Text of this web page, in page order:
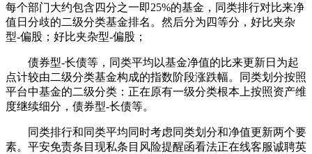
每个部门大约包含四分之一即25%的基金，同类排行对比来净
值日分歧的二级分类基金排名。然后分为四等分，好比夹杂
型-偏股；好比夹杂型-偏股；
债券型-长债等，同类平均以基金净值的比来更新日为起
点计较由二级分类基金构成的指数阶段涨跌幅。同类划分按照
平台中基金的二级分类：正在原有一级分类根本上按照资产维
度继续细分，债券型-长债等。
同类排行和同类平均同时考虑同类划分和净值更新两个要
素。平安免责条目现私条目风险提醒函看法正在线客服诚聘英